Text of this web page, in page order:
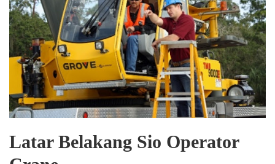
Latar Belakang Sio Operator